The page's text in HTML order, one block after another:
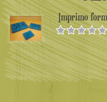
Imprimo
Valorado en
5 de 5